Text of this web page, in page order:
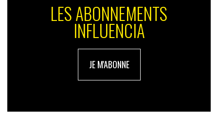
LES ABONNEMENTS
INFLUENCIA
JE M'ABONNE